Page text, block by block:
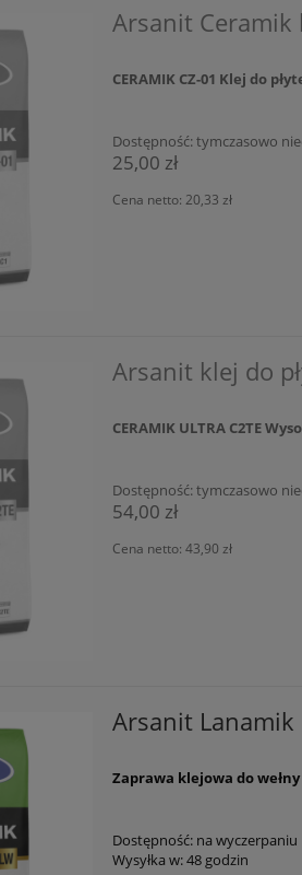
Arsanit Ceramik
CERAMIK CZ-01 Klej do
Dostępność:tymczasowo
25,00 zł
Cena netto: 20,33 zł
Arsanit klej do
CERAMIK ULTRA C2TE
Dostępność:tymczasowo
54,00 zł
Cena netto: 43,90 zł
Arsanit Lanamik
Zaprawa klejowa do
Dostępność: na wyczerpaniu
Wysyłka w:48 godzin